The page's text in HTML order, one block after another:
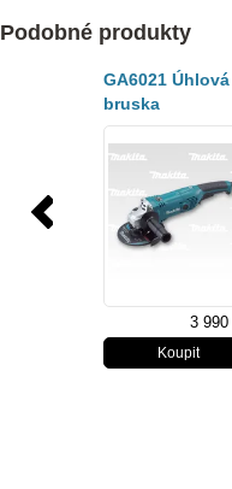
Podobné produkty
GA6021 Úhlová
bruska
150mm,1050W
3